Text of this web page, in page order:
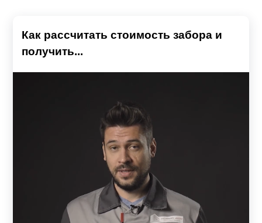
Как рассчитать стоимость забора и
получить...